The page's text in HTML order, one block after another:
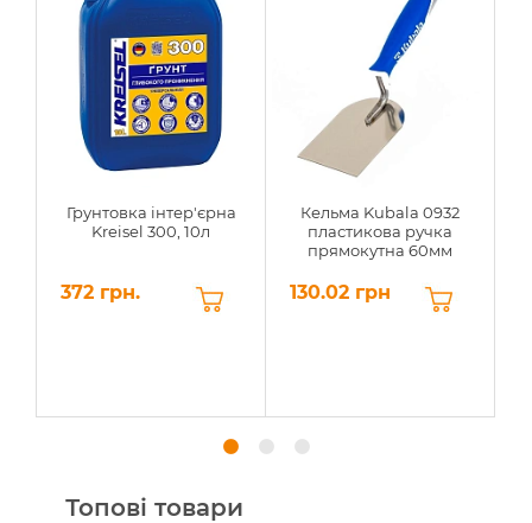
Грунтовка інтер'єрна
Kreisel 300, 10л
372 грн.
Кельма Kubala 0932
пластикова ручка
прямокутна 60мм
130.02 грн
Топові товари